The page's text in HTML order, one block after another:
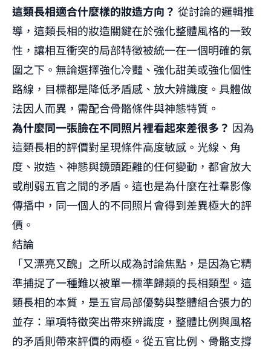
這類長相適合什麼樣的妝造方向？ 從討論的邏輯推
導，這類長相的妝造關鍵在於強化整體風格的一致
性，讓相互衝突的局部特徵被統一在一個明確的氛
圍之下。無論選擇強化冷豔、強化甜美或強化個性
路線，目標都是降低矛盾感、放大辨識度。具體做
法因人而異，需配合骨骼條件與神態特質。
為什麼同一張臉在不同照片裡看起來差很多？ 因為
這類長相的評價對呈現條件高度敏感。光線、角
度、妝造、神態與鏡頭距離的任何變動，都會放大
或削弱五官之間的矛盾。這也是為什麼在社羣影像
傳播中，同一個人的不同照片會得到差異極大的評
價。
結論
「又漂亮又醜」之所以成為討論焦點，是因為它精
準捕捉了一種難以被單一標準歸類的長相類型。這
類長相的本質，是五官局部優勢與整體組合張力的
並存：單項特徵突出帶來辨識度，整體比例與風格
的矛盾則帶來評價的兩極。從五官比例、骨骼支撐